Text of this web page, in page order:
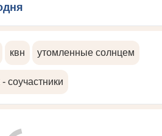
квн утомленные солнцем
- соучастники